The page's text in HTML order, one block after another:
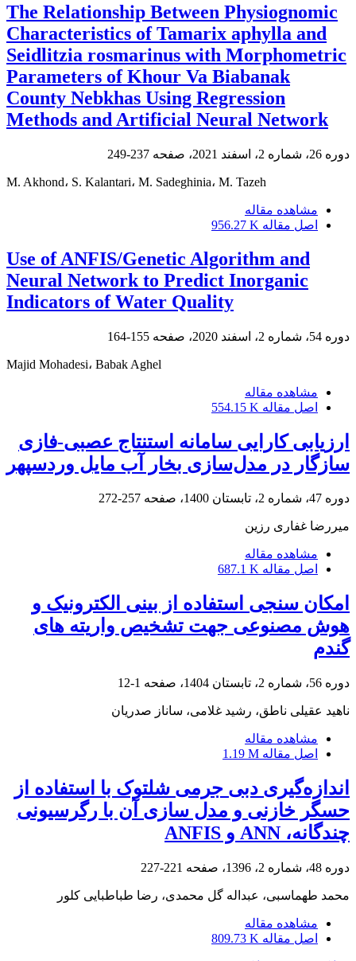
The Relationship Between Physiognomic
Characteristics of Tamarix aphylla and
Seidlitzia rosmarinus with Morphometric
Parameters of Khour Va Biabanak
County Nebkhas Using Regression
Methods and Artificial Neural Network
دوره 26، شماره 2، اسفند 2021، صفحه 237-249
M. Akhond، S. Kalantari، M. Sadeghinia، M. Tazeh
مشاهده مقاله
اصل مقاله 956.27 K
Use of ANFIS/Genetic Algorithm and
Neural Network to Predict Inorganic
Indicators of Water Quality
دوره 54، شماره 2، اسفند 2020، صفحه 155-164
Majid Mohadesi، Babak Aghel
مشاهده مقاله
اصل مقاله 554.15 K
ارزیابی کارایی سامانه استنتاج عصبی-فازی
سازگار در مدل‌سازی بخار آب مایل وردسپهر
دوره 47، شماره 2، تابستان 1400، صفحه 257-272
میررضا غفاری رزین
مشاهده مقاله
اصل مقاله 687.1 K
امکان سنجی استفاده از بینی الکترونیک و
هوش مصنوعی جهت تشخیص واریته های
گندم
دوره 56، شماره 2، تابستان 1404، صفحه 1-12
ناهید عقیلی ناطق، رشید غلامی، ساناز صدریان
مشاهده مقاله
اصل مقاله 1.19 M
اندازه‌گیری دبی جرمی شلتوک با استفاده از
حسگر خازنی و مدل سازی آن با رگرسیونی
چندگانه، ANN و ANFIS
دوره 48، شماره 2، 1396، صفحه 221-227
محمد طهماسبی، عبداله گل محمدی، رضا طباطبایی کلور
مشاهده مقاله
اصل مقاله 809.73 K